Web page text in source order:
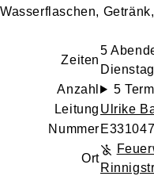
Wasserflaschen,
Zeiten
5
Anzahl
5
Leitung Ulrike
Nummer E331047
Ort